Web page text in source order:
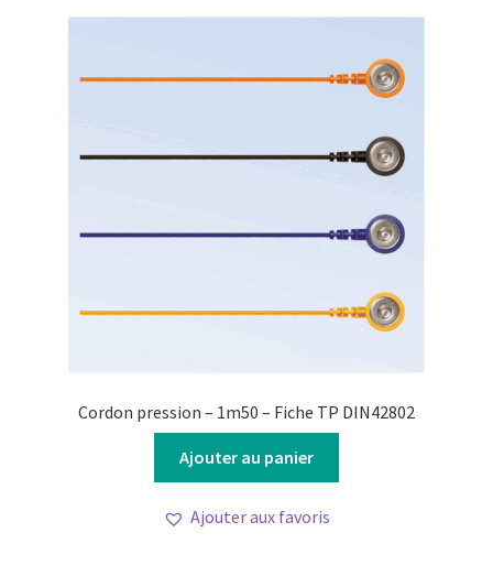
Cordon pression – 1m50 – Fiche TP DIN42802
Ajouter au panier
Ajouter aux favoris